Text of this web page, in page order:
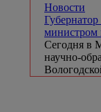
Новости
министром
Сегодня в
научно-